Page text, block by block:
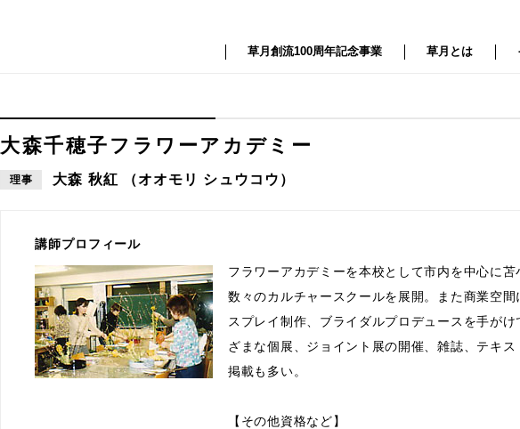
草月創流100周年記念事業 草月とは
大森千穂子フラワーアカデミー
理事 大森 秋紅 （オオモリ シュウコウ）
講師プロフィール
フラワーアカデミーを本校として市内を中心に苫
数々のカルチャースクールを展開。また商業空間
スプレイ制作、ブライダルプロデュースを手がけ
ざまな個展、ジョイント展の開催、雑誌、テキス
掲載も多い。
【その他資格など】